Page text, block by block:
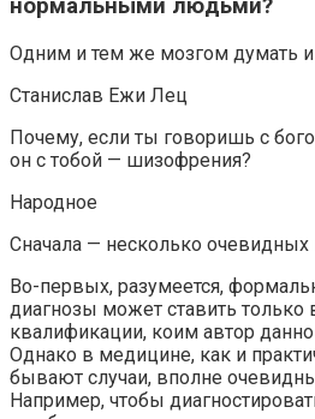
нормальными людьми?
Одним и тем же мозгом думать и
Станислав Ежи Лец
Почему, если ты говоришь с
он с тобой — шизофрения?
Народное
Сначала — несколько очевидных
Во-первых, разумеется,
диагнозы может ставить только
квалификации, коим автор
Однако в медицине, как и
бывают случаи, вполне
Например, чтобы